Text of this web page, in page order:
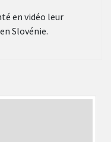
en vidéo leur
Slovénie.